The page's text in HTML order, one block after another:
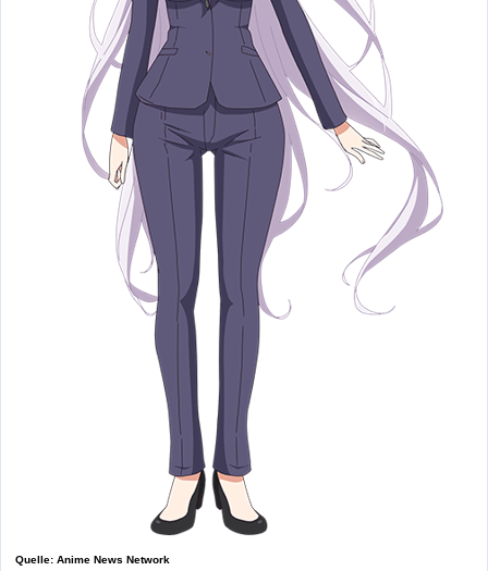
Quelle: Anime News Network